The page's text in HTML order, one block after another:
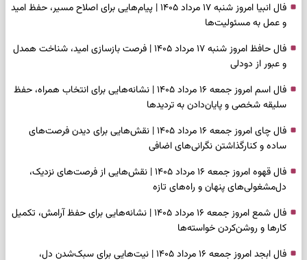
فال انبیا امروز شنبه ۱۷ مرداد ۱۴۰۵ | پیام‌هایی برای اصلاح مسیر، حفظ امید
و عمل به مسئولیت‌ها
فال حافظ امروز شنبه ۱۷ مرداد ۱۴۰۵ | فرصت بازسازی امید، شناخت همدل
و عبور از دودلی
فال اسم امروز جمعه ۱۶ مرداد ۱۴۰۵ | نشانه‌هایی برای انتخاب همراه، حفظ
سلیقه شخصی و پایان‌دادن به تردیدها
فال چای امروز جمعه ۱۶ مرداد ۱۴۰۵ | نقش‌هایی برای دیدن فرصت‌های
ساده و کنارگذاشتن نگرانی‌های اضافی
فال قهوه امروز جمعه ۱۶ مرداد ۱۴۰۵ | نقش‌هایی از فرصت‌های نزدیک،
دل‌مشغولی‌های پنهان و راه‌های تازه
فال شمع امروز جمعه ۱۶ مرداد ۱۴۰۵ | نشانه‌هایی برای حفظ آرامش، تکمیل
کارها و روشن‌کردن خواسته‌ها
فال ابجد امروز جمعه ۱۶ مرداد ۱۴۰۵ | نیت‌هایی برای سبک‌شدن دل،